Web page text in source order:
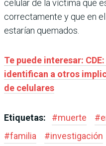
celular de la víctima que
correctamente y que en
estarían quemados.
Te puede interesar:
identifican a otros
de celulares
Etiquetas: #muerte #
#familia #investigación